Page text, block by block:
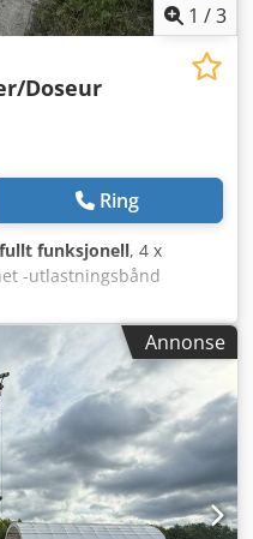
1 /3
Doseur
Ring
fullt funksjonell, 4 x
-utlastningsbånd
overføringsbånd -
Annonse